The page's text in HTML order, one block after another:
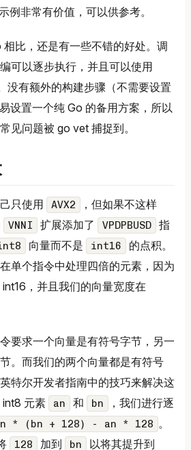
例非常有价值，可以供参考。
比，还是有一些不错的好处。调
可以逐步执行，并且可以使用
没有额外的构建步骤（不需要设置
设置一个纯 Go 的备用方案，所以
见问题被 go vet 捕捉到。
只使用 AVX2
，但如果不这样
VNNI 扩展添加了 VPDPBUSD
指
向量而不是 int16
的点积。
单个指令中处理四倍的元素，因为
，并且我们的向量宽度在
要求一个向量是有符号字节，另一
。而我们的两个向量都是有符号
特尔开发者指南中的技巧来解决这
int8 元素
an 和 bn
，我们进行逐
* (bn + 128) - an * 128 。
128 加到 bn 以将其提升到